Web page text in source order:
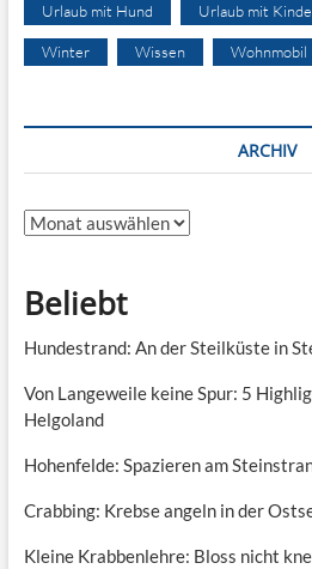
Urlaub mit Hund Urlaub mit
Winter Wissen Wohnmobil
ARCHIV
Archiv
Beliebt
Hundestrand: An der Steilküste in
Von Langeweile keine Spur: 5
Helgoland
Hohenfelde: Spazieren am
Crabbing: Krebse angeln in der
Kleine Krabbenlehre: Bloss nicht